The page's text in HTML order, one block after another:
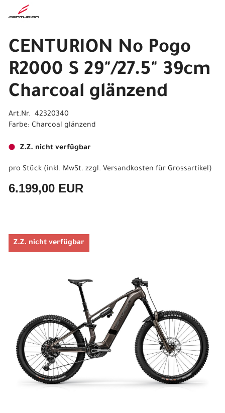
CENTURION No Pogo
R2000 S 29"/27.5" 39cm
Charcoal glänzend
Art.Nr. 42320340
Farbe: Charcoal glänzend
Z.Z. nicht verfügbar
pro Stück (inkl. MwSt. zzgl. Versandkosten für Grossartikel)
6.199,00 EUR
Z.Z. nicht verfügbar